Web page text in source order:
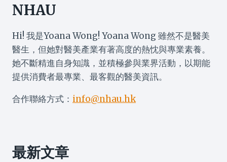
NHAU
Hi! 我是Yoana Wong! Yoana Wong 雖然不是醫美
醫生，但她對醫美產業有著高度的熱忱與專業素養。
她不斷精進自身知識，並積極參與業界活動，以期能
提供消費者最專業、最客觀的醫美資訊。
合作聯絡方式： info@nhau.hk
最新文章